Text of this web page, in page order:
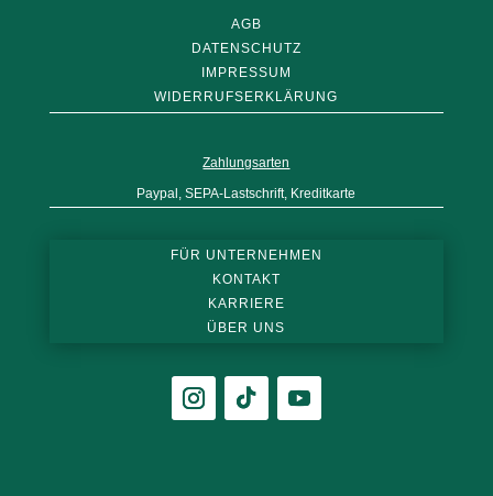
AGB
DATENSCHUTZ
IMPRESSUM
WIDERRUFSERKLÄRUNG
Zahlungsarten
Paypal, SEPA-Lastschrift, Kreditkarte
FÜR UNTERNEHMEN
KONTAKT
KARRIERE
ÜBER UNS